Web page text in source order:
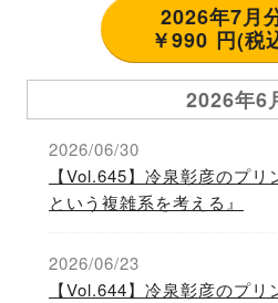
2026年7月
￥990
2026年6
2026/06/30
【Vol.645】冷泉彰彦のプ
という複雑系を考える』
2026/06/23
【Vol.644】冷泉彰彦のプ